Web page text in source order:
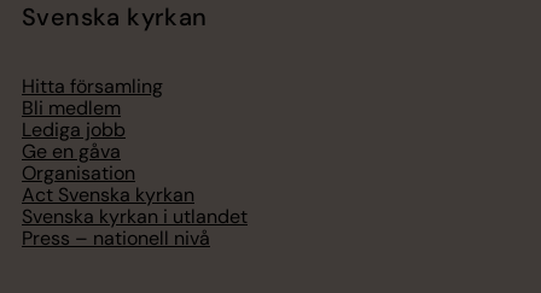
Svenska kyrkan
Hitta församling
Bli medlem
Lediga jobb
Ge en gåva
Organisation
Act Svenska kyrkan
Svenska kyrkan i utlandet
Press – nationell nivå